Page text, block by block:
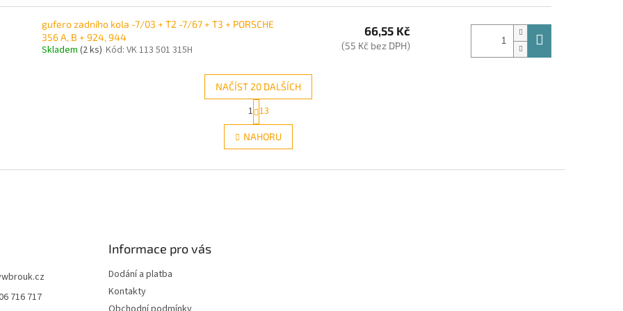
gufero zadního kola -7/03 + T2 -7/67 + T3 + PORSCHE
356 A, B + 924, 944
Skladem (2 ks) Kód: VK 113 501 315H
66,55 Kč
(55 Kč bez DPH)
O
v
l
d
NAČÍST 20 DALŠÍCH
S
t
r
á
n
1 13
NAHORU
716 717
Informace pro vás
Dodání a platba
Kontakty